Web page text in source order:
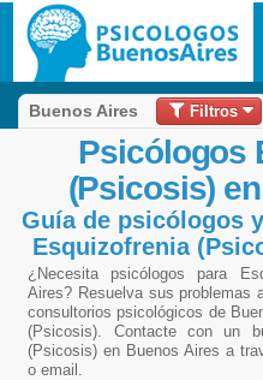
Buenos Aires Filtros
Psicólogos
(Psicosis)
Guía de psicólogos
Esquizofrenia
¿Necesita psicólogos para
Aires? Resuelva sus problemas
consultorios psicológicos de
(Psicosis). Contacte con un
(Psicosis) en Buenos Aires a
o email.